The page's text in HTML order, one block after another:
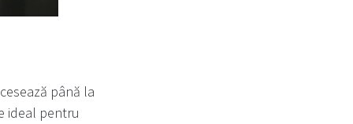
până la
ideal pentru